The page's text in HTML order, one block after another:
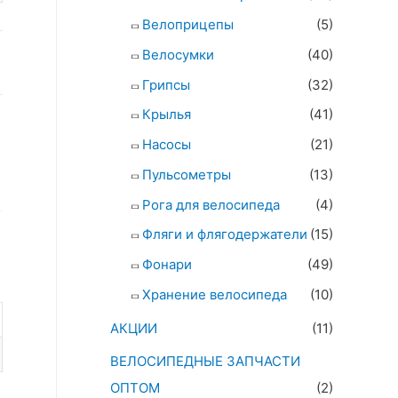
Велоприцепы
(5)
Велосумки
(40)
Грипсы
(32)
Крылья
(41)
Насосы
(21)
Пульсометры
(13)
Рога для велосипеда
(4)
Фляги и флягодержатели (15)
Фонари
(49)
Хранение велосипеда
(10)
АКЦИИ
(11)
ВЕЛОСИПЕДНЫЕ ЗАПЧАСТИ
ОПТОМ
(2)